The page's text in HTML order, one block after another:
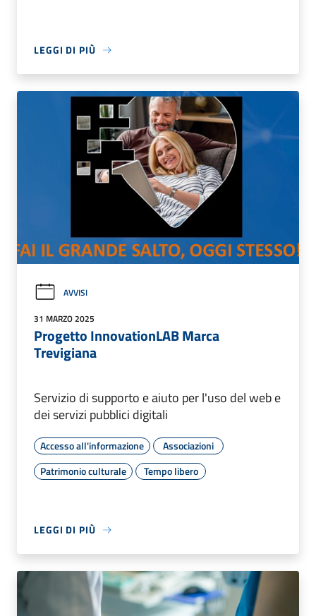
LEGGI DI PIÙ
AVVISI
31 MARZO 2025
Progetto InnovationLAB Marca
Trevigiana
Servizio di supporto e aiuto per l'uso del web e
dei servizi pubblici digitali
Accesso all'informazione
Associazioni
Patrimonio culturale
Tempo libero
LEGGI DI PIÙ